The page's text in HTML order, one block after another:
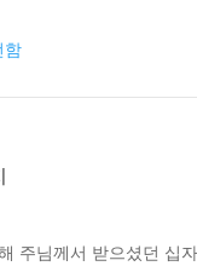
주님께서 받으셨던 십